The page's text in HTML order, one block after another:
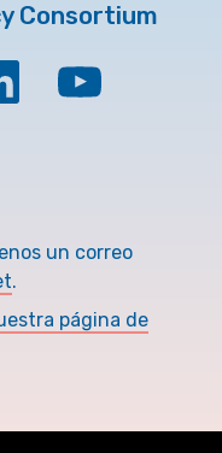
Consortium
un correo
.
página de